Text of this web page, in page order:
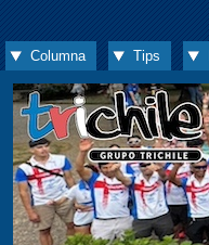
Columna Tips